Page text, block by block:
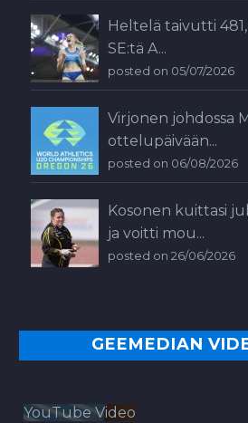
Heltelä taivutti
SE:tä A...
posted on 05/07/2026
Virjonen johdossa
ottelupäivään...
posted on 06/08/2026
Kosonen kuittasi
ja voitti mou...
posted on 26/06/2026
GEEMEDIAN
YouTube Video